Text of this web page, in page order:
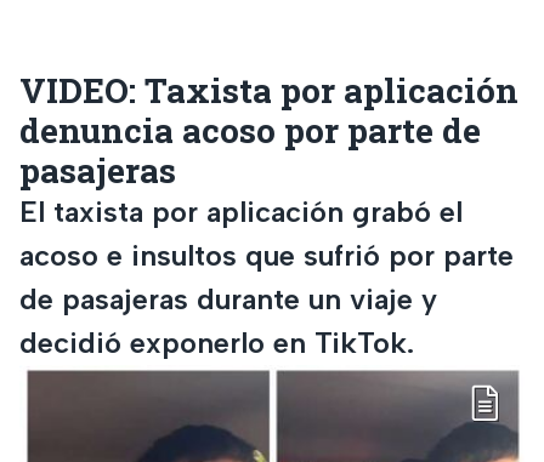
VIDEO: Taxista por aplicación
denuncia acoso por parte de
pasajeras
El taxista por aplicación grabó el
acoso e insultos que sufrió por parte
de pasajeras durante un viaje y
decidió exponerlo en TikTok.